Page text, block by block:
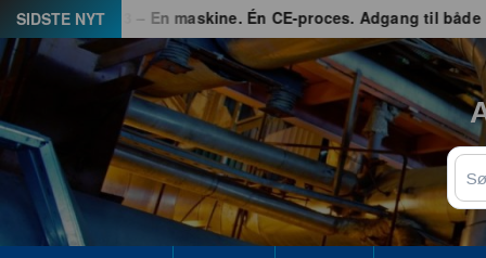
Spring
til
indhold
SIDSTE NYTG3 – En maskine. Én CE-proces. Adgang til både EU
Søg